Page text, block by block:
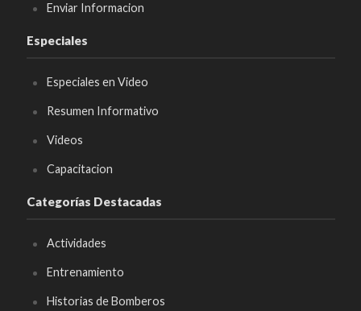
Enviar Informacion
Especiales
Especiales en Video
Resumen Informativo
Videos
Capacitacion
Categorías Destacadas
Actividades
Entrenamiento
Historias de Bomberos